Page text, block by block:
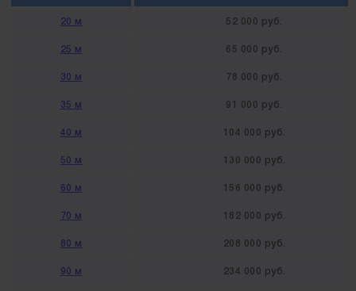
20 м 52 000 руб.
25 м 65 000 руб.
30 м 78 000 руб.
35 м 91 000 руб.
40 м 104 000 руб.
50 м 130 000 руб.
60 м 156 000 руб.
70 м 182 000 руб.
80 м 208 000 руб.
90 м 234 000 руб.